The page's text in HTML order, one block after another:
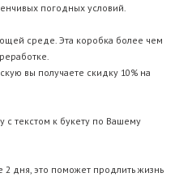
погодных условий.
среде. Эта коробка более чем
вы получаете скидку 10% на
с текстом к букету по Вашему
дня, это поможет продлить жизнь